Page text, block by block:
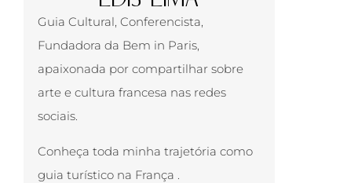
Guia Cultural, Conferencista,
Fundadora da Bem in Paris,
apaixonada por compartilhar sobre
arte e cultura francesa nas redes
sociais.
Conheça toda minha trajetória como
guia turístico na França .